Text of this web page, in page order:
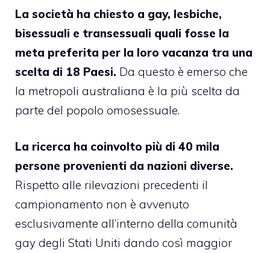
La società ha chiesto a gay, lesbiche,
bisessuali e transessuali quali fosse la
meta preferita per la loro vacanza tra una
scelta di 18 Paesi. Da questo è emerso che
la metropoli australiana è la più scelta da
parte del popolo omosessuale.
La ricerca ha coinvolto più di 40 mila
persone provenienti da nazioni diverse.
Rispetto alle rilevazioni precedenti il
campionamento non è avvenuto
esclusivamente all’interno della comunità
gay degli Stati Uniti dando così maggior